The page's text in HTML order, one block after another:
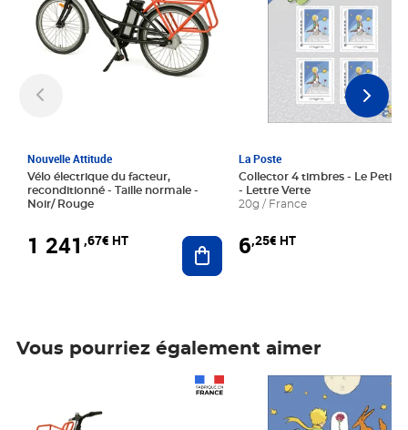
Nouvelle Attitude
Vélo électrique du facteur,
reconditionné - Taille normale -
Noir/ Rouge
1 241 ,67€ HT Ajouter au panier
La Poste
Collector 4 timbres - Le Petit
- Lettre Verte
20g / France
6,25€ HT
Vous pourriez également aimer
Prix 6,25€ HT